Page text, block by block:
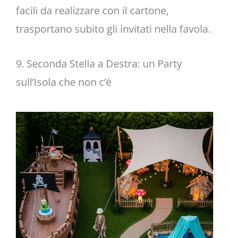
facili da realizzare con il cartone,
trasportano subito gli invitati nella favola.
9. Seconda Stella a Destra: un Party
sull’Isola che non c’è